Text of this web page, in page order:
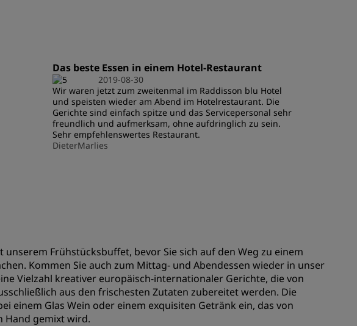
Das beste Essen in einem Hotel-Restaurant
2019-08-30
Wir waren jetzt zum zweitenmal im Raddisson blu Hotel
und speisten wieder am Abend im Hotelrestaurant. Die
Gerichte sind einfach spitze und das Servicepersonal sehr
freundlich und aufmerksam, ohne aufdringlich zu sein.
Sehr empfehlenswertes Restaurant.
DieterMarlies
unserem Frühstücksbuffet, bevor Sie sich auf den Weg zu einem
Kommen Sie auch zum Mittag- und Abendessen wieder in unser
Vielzahl kreativer europäisch-internationaler Gerichte, die von
aus den frischesten Zutaten zubereitet werden. Die
einem Glas Wein oder einem exquisiten Getränk ein, das von
Hand gemixt wird.